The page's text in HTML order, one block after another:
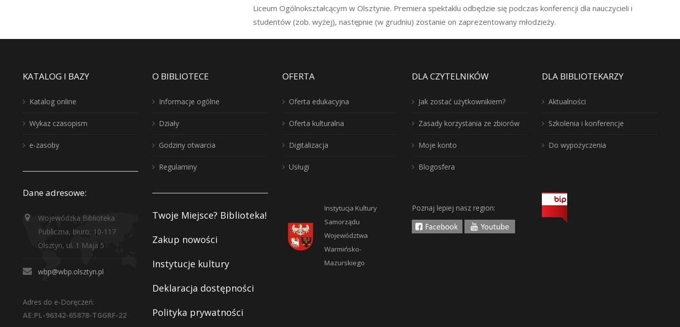
Liceum Ogólnokształcącym w Olsztynie. Premiera spektaklu odbędzie się podczas konferencji dla nauczycieli i
studentów (zob. wyżej), następnie (w grudniu) zostanie on zaprezentowany młodzieży.
KATALOG I BAZY
Katalog online
Wykaz czasopism
e-zasoby
Dane adresowe:
Wojewódzka Biblioteka
Publiczna, biuro: 10-117
Olsztyn, ul. 1 Maja 5
wbp@wbp.olsztyn.pl
Adres do e-Doręczeń:
AE:PL-96342-65878-TGGRF-22
O BIBLIOTECE
Informacje ogólne
Działy
Godziny otwarcia
Regulaminy
Twoje Miejsce? Biblioteka!
Zakup nowości
Instytucje kultury
Deklaracja dostępności
Polityka prywatności
OFERTA
Oferta edukacyjna
Oferta kulturalna
Digitalizacja
Usługi
Instytucja Kultury
Samorządu
Województwa
Warmińsko-
Mazurskiego
DLA CZYTELNIKÓW
Jak zostać użytkownikiem?
Zasady korzystania ze zbiorów
Moje konto
Blogosfera
Poznaj lepiej nasz region:
DLA BIBLIOTEKARZY
Aktualności
Szkolenia i konferencje
Do wypożyczenia